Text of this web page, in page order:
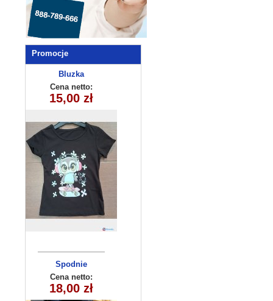
Promocje
Bluzka
dziecięca
180626-14(6-16)
6szt
Cena netto:
15,00 zł
Spodnie
dziecięce
KL-1056B
Cena netto:
18,00 zł